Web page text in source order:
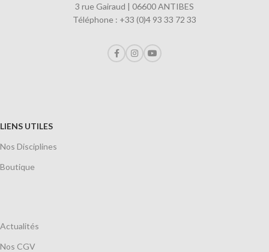
3 rue Gairaud | 06600 ANTIBES
Téléphone : +33 (0)4 93 33 72 33
LIENS UTILES
Nos Disciplines
Boutique
Actualités
Nos CGV